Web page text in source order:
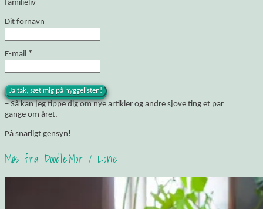
familieliv
Dit fornavn
E-mail *
– Så kan jeg tippe dig om nye artikler og andre sjove ting et par
gange om året.
På snarligt gensyn!
Møs fra DoodleMor / Lone